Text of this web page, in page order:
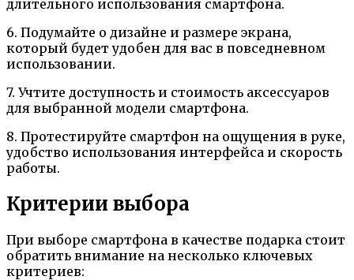
длительного использования смартфона.
6. Подумайте о дизайне и размере экрана,
который будет удобен для вас в повседневном
использовании.
7. Учтите доступность и стоимость аксессуаров
для выбранной модели смартфона.
8. Протестируйте смартфон на ощущения в руке,
удобство использования интерфейса и скорость
работы.
Критерии выбора
При выборе смартфона в качестве подарка стоит
обратить внимание на несколько ключевых
критериев: